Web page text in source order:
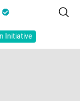
Initiative